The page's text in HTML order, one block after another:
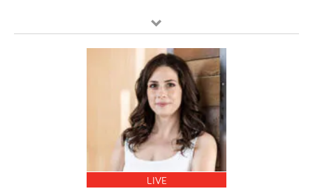
LIVE